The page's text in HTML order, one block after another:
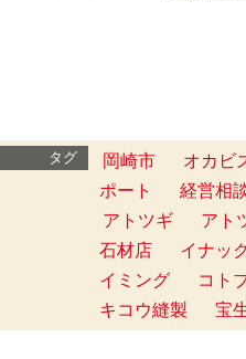
タグ 岡崎市 オカビ
ポート
経営相
アトツギ
アト
石材店
イナッ
イミング
コト
キコウ縫製
宝